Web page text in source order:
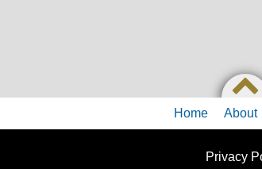
Home About
Privacy